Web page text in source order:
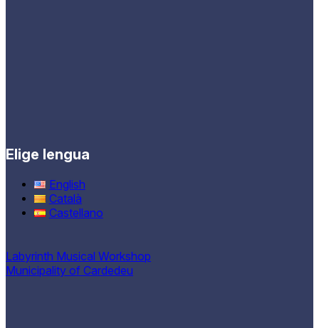
Elige lengua
English
Català
Castellano
Labyrinth Musical Workshop
Municipality of Cardedeu